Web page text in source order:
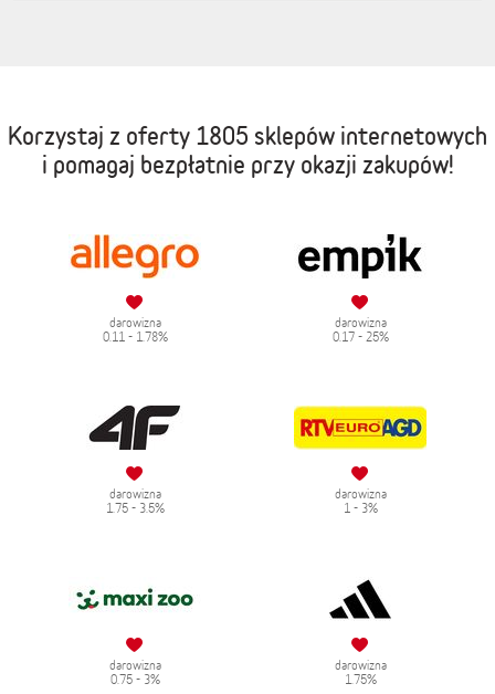
Korzystaj z oferty 1805 sklepów internetowych
i pomagaj bezpłatnie przy okazji zakupów!
darowizna
0.11 - 1.78%
darowizna
0.17 - 25%
darowizna
1.75 - 3.5%
darowizna
1 - 3%
darowizna
0.75 - 3%
darowizna
1.75%